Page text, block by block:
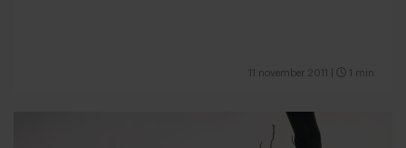
11 november 2011 1 min